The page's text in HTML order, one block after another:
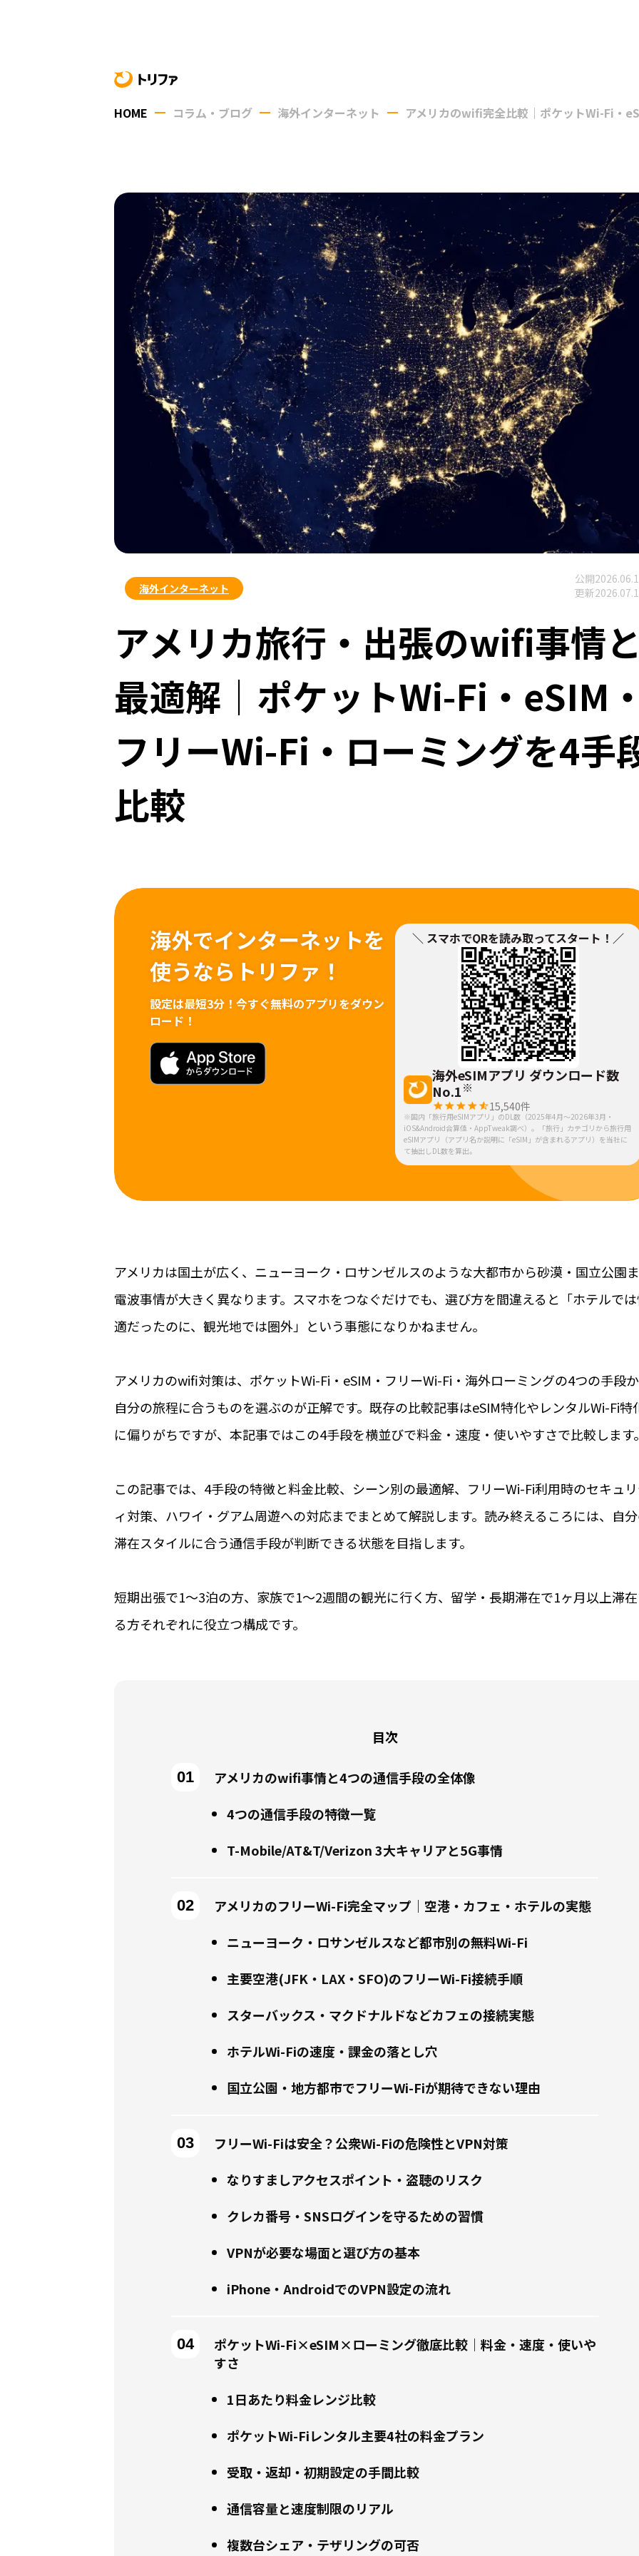
HOME コラム・ブログ 海外インターネット アメリカのwifi完全比較｜ポケットWi-Fi・
海外インターネット
公開
更新
アメリカ旅行・出張のwifi事情と
最適解｜ポケットWi-Fi・eSIM・
フリーWi-Fi・ローミングを4手
比較
海外でインターネットを
使うならトリファ！
設定は最短3分！ 今すぐ無料のアプリをダウン
ロード！
＼ スマホでQRを読み取ってスタート！／
海外eSIMアプリ ダウンロード数
No.1※
15,540件
※国内「旅行用eSIMアプリ」のDL数（2025年4月～2026年3月・
iOS&Android合算値・AppTweak調べ）。「旅行」カテゴリから旅行用
eSIMアプリ（アプリ名か説明に「eSIM」が含まれるアプリ）を当社に
て抽出しDL数を算出。
アメリカは国土が広く、ニューヨーク・ロサンゼルスのような大都市から砂漠・国立公園
電波事情が大きく異なります。スマホをつなぐだけでも、選び方を間違えると「ホテルで
適だったのに、観光地では圏外」という事態になりかねません。
アメリカのwifi対策は、ポケットWi-Fi・eSIM・フリーWi-Fi・海外ローミングの4つの手段
自分の旅程に合うものを選ぶのが正解です。既存の比較記事はeSIM特化やレンタルWi-Fi特
に偏りがちですが、本記事ではこの4手段を横並びで料金・速度・使いやすさで比較します。
この記事では、4手段の特徴と料金比較、シーン別の最適解、フリーWi-Fi利用時のセキュ
ィ対策、ハワイ・グアム周遊への対応までまとめて解説します。読み終えるころには、自
滞在スタイルに合う通信手段が判断できる状態を目指します。
短期出張で1〜3泊の方、家族で1〜2週間の観光に行く方、留学・長期滞在で1ヶ月以上滞
る方それぞれに役立つ構成です。
目次
アメリカのwifi事情と4つの通信手段の全体像
4つの通信手段の特徴一覧
T-Mobile/AT&T/Verizon 3大キャリアと5G事情
アメリカのフリーWi-Fi完全マップ｜空港・カフェ・ホテルの実態
ニューヨーク・ロサンゼルスなど都市別の無料Wi-Fi
主要空港(JFK・LAX・SFO)のフリーWi-Fi接続手順
スターバックス・マクドナルドなどカフェの接続実態
ホテルWi-Fiの速度・課金の落とし穴
国立公園・地方都市でフリーWi-Fiが期待できない理由
フリーWi-Fiは安全？公衆Wi-Fiの危険性とVPN対策
なりすましアクセスポイント・盗聴のリスク
クレカ番号・SNSログインを守るための習慣
VPNが必要な場面と選び方の基本
iPhone・AndroidでのVPN設定の流れ
ポケットWi-Fi×eSIM×ローミング徹底比較｜料金・速度・使いや
すさ
1日あたり料金レンジ比較
ポケットWi-Fiレンタル主要4社の料金プラン
受取・返却・初期設定の手間比較
通信容量と速度制限のリアル
複数台シェア・テザリングの可否